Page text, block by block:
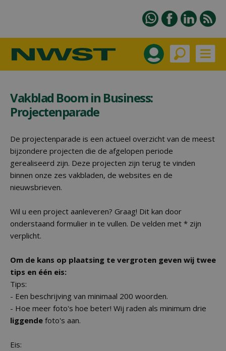
Vakblad Boom in Business:
Projectenparade
De projectenparade is een actueel overzicht van de meest
bijzondere projecten die de afgelopen periode
gerealiseerd zijn. Deze projecten zijn terug te vinden
binnen onze zes vakbladen, de websites en de
nieuwsbrieven.
Wil u een project aanleveren? Graag! Dit kan door
onderstaand formulier in te vullen. De velden met * zijn
verplicht.
Om de kans op plaatsing te vergroten geven wij twee
tips en één eis:
Tips:
- Een beschrijving van minimaal 200 woorden.
- Hoe meer foto's hoe beter! Wij raden als minimum drie
liggende foto's aan.
Eis: